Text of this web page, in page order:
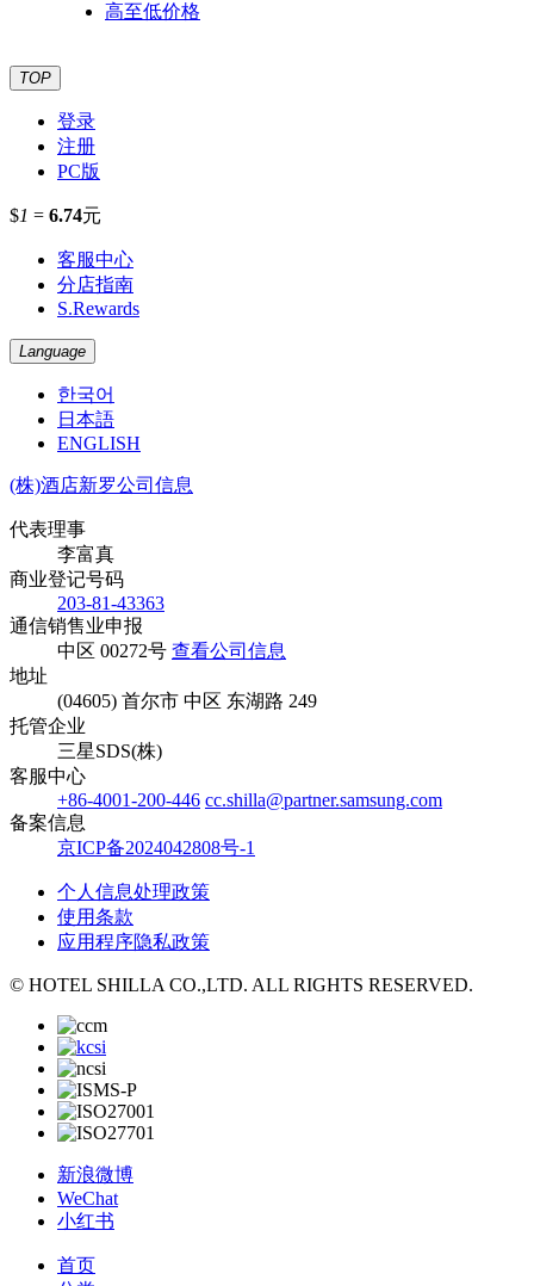
高至低价格
TOP
登录
注册
PC版
$1 = 6.74元
客服中心
分店指南
S.Rewards
Language
한국어
日本語
ENGLISH
(株)酒店新罗公司信息
代表理事
李富真
商业登记号码
203-81-43363
通信销售业申报
中区 00272号 查看公司信息
地址
(04605) 首尔市 中区 东湖路 249
托管企业
三星SDS(株)
客服中心
+86-4001-200-446 cc.shilla@partner.samsung.com
备案信息
京ICP备2024042808号-1
个人信息处理政策
使用条款
应用程序隐私政策
© HOTEL SHILLA CO.,LTD. ALL RIGHTS RESERVED.
新浪微博
WeChat
小红书
首页